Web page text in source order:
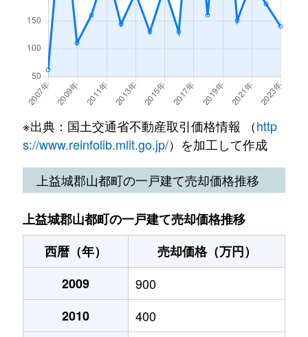
※出典：国土交通省不動産取引価格情報 （http
s://www.reinfolib.mlit.go.jp/）を加工して作成
上益城郡山都町の一戸建て売却価格推移
上益城郡山都町の一戸建て売却価格推移
西暦（年）
売却価格（万円）
2009
900
2010
400